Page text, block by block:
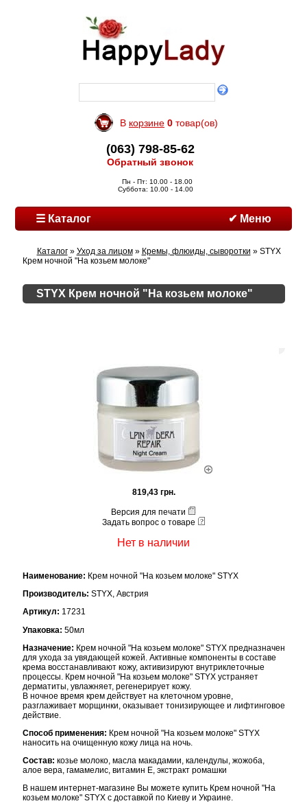
В корзине 0 товар(ов)
(063) 798-85-62
Обратный звонок
Пн - Пт: 10.00 - 18.00
Суббота: 10.00 - 14.00
☰ Каталог ✔ Меню
Каталог» Уход за лицом» Кремы, флюиды, сыворотки » STYX
Крем ночной "На козьем молоке"
STYX Крем ночной "На козьем молоке"
819,43 грн.
Версия для печати
Задать вопрос о товаре
Нет в наличии
Наименование: Крем ночной "На козьем молоке" STYX
Производитель: STYX, Австрия
Артикул: 17231
Упаковка: 50мл
Назначение: Крем ночной "На козьем молоке" STYX предназначен
для ухода за увядающей кожей. Активные компоненты в составе
крема восстанавливают кожу, активизируют внутриклеточные
процессы. Крем ночной "На козьем молоке" STYX устраняет
дерматиты, увлажняет, регенерирует кожу.
В ночное время крем действует на клеточном уровне,
разглаживает морщинки, оказывает тонизирующее и лифтинговое
действие.
Способ применения: Крем ночной "На козьем молоке" STYX
наносить на очищенную кожу лица на ночь.
Состав: козье молоко, масла макадамии, календулы, жожоба,
алое вера, гамамелис, витамин Е, экстракт ромашки
В нашем интернет-магазине Вы можете купить Крем ночной "На
козьем молоке" STYX с доставкой по Киеву и Украине.